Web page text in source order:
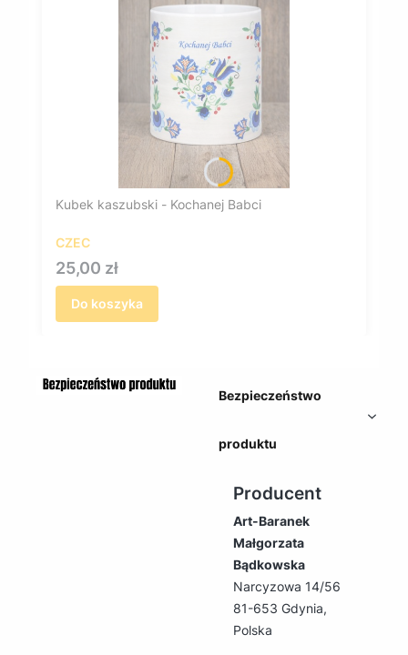
Kubek kaszubski - Kochanej Babci
CZEC
Cena
25,00 zł
Do koszyka
Bezpieczeństwo
produktu
Producent
Art-Baranek
Małgorzata
Bądkowska
Narcyzowa 14/56
81-653 Gdynia,
Polska